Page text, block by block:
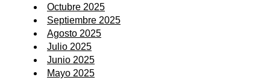
Octubre 2025
Septiembre 2025
Agosto 2025
Julio 2025
Junio 2025
Mayo 2025